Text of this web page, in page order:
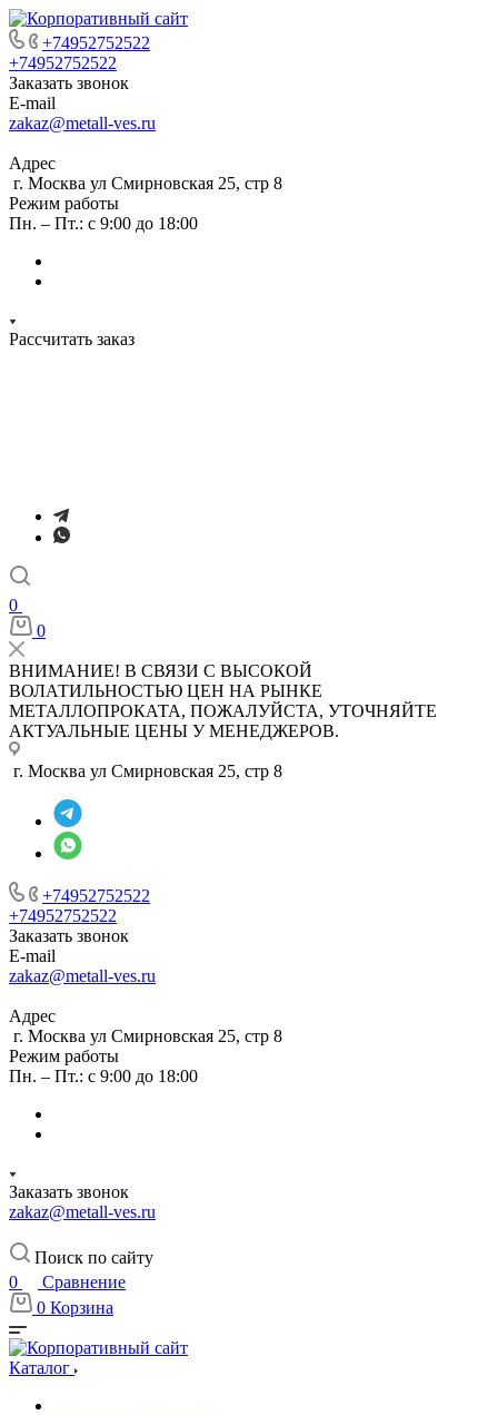
+74952752522
+74952752522
Заказать звонок
E-mail
zakaz@metall-ves.ru
Адрес
г. Москва ул Смирновская 25, стр 8
Режим работы
Пн. – Пт.: с 9:00 до 18:00
Рассчитать заказ
0
0
ВНИМАНИЕ! В СВЯЗИ С ВЫСОКОЙ
ВОЛАТИЛЬНОСТЬЮ ЦЕН НА РЫНКЕ
МЕТАЛЛОПРОКАТА, ПОЖАЛУЙСТА, УТОЧНЯЙТЕ
АКТУАЛЬНЫЕ ЦЕНЫ У МЕНЕДЖЕРОВ.
г. Москва ул Смирновская 25, стр 8
+74952752522
+74952752522
Заказать звонок
E-mail
zakaz@metall-ves.ru
Адрес
г. Москва ул Смирновская 25, стр 8
Режим работы
Пн. – Пт.: с 9:00 до 18:00
Заказать звонок
zakaz@metall-ves.ru
Поиск по сайту
0
Сравнение
0 Корзина
Каталог